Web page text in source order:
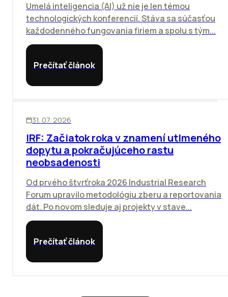
Umelá inteligencia (AI) už nie je len témou
technologických konferencií. Stáva sa súčasťou
každodenného fungovania firiem a spolu s tým...
Prečítať článok
31. 07. 2026
IRF: Začiatok roka v znamení utlmeného
dopytu a pokračujúceho rastu
neobsadenosti
Od prvého štvrťroka 2026 Industrial Research
Forum upravilo metodológiu zberu a reportovania
dát. Po novom sleduje aj projekty v stave...
Prečítať článok